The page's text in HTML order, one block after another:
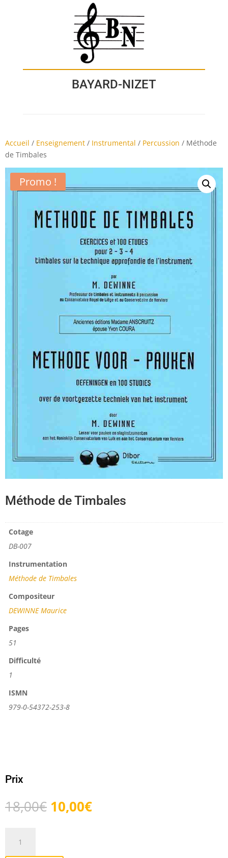
BAYARD-NIZET
Accueil / Enseignement / Instrumental / Percussion / Méthode
de Timbales
Promo !
Méthode de Timbales
Cotage
DB-007
Instrumentation
Méthode de Timbales
Compositeur
DEWINNE Maurice
Pages
51
Difficulté
1
ISMN
979-0-54372-253-8
Prix
18,00€ Le
prix
18,00€.
10,00€Le